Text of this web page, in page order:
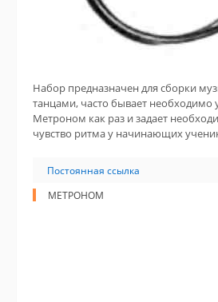
Набор предназначен для сборки
танцами, часто бывает
Метроном как раз и задает
чувство ритма у начинающих
Постоянная ссылка
МЕТРОНОМ